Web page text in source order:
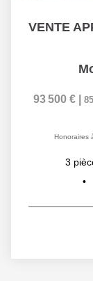
93 500 €
Honoraires
3